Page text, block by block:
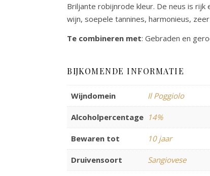
Briljante robijnrode kleur. De neus is
wijn, soepele tannines, harmonieus,
Te combineren met: Gebraden en
BIJKOMENDE INFORMATIE
Wijndomein Il Poggiolo
Alcoholpercentage 14%
Bewaren tot 10 jaar
Druivensoort Sangiovese